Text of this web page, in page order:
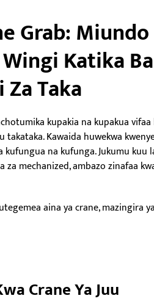
Grab:
Katika
Taka
kupakia na kupakua
takataka. Kawaida huwekwa
na kufunga. Jukumu kuu
za mechanized, ambazo zinafaa
aina ya crane, mazingira
Crane Ya Juu